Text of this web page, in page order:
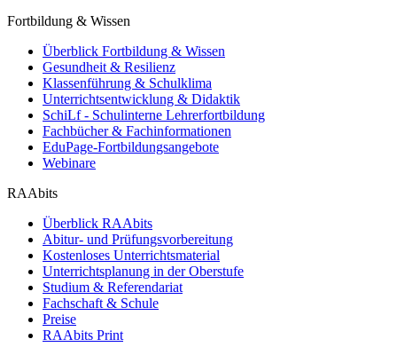
Fortbildung & Wissen
Überblick Fortbildung & Wissen
Gesundheit & Resilienz
Klassenführung & Schulklima
Unterrichtsentwicklung & Didaktik
SchiLf - Schulinterne Lehrerfortbildung
Fachbücher & Fachinformationen
EduPage-Fortbildungsangebote
Webinare
RAAbits
Überblick RAAbits
Abitur- und Prüfungsvorbereitung
Kostenloses Unterrichtsmaterial
Unterrichtsplanung in der Oberstufe
Studium & Referendariat
Fachschaft & Schule
Preise
RAAbits Print